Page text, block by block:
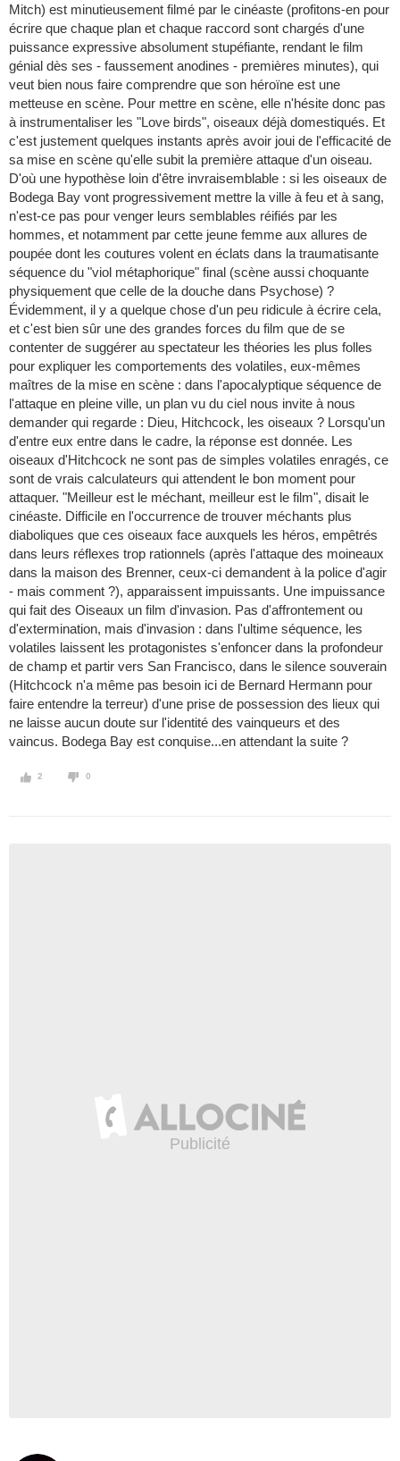
Mitch) est minutieusement filmé par le cinéaste (profitons-en pour
écrire que chaque plan et chaque raccord sont chargés d'une
puissance expressive absolument stupéfiante, rendant le film
génial dès ses - faussement anodines - premières minutes), qui
veut bien nous faire comprendre que son héroïne est une
metteuse en scène. Pour mettre en scène, elle n'hésite donc pas
à instrumentaliser les "Love birds", oiseaux déjà domestiqués. Et
c'est justement quelques instants après avoir joui de l'efficacité de
sa mise en scène qu'elle subit la première attaque d'un oiseau.
D'où une hypothèse loin d'être invraisemblable : si les oiseaux de
Bodega Bay vont progressivement mettre la ville à feu et à sang,
n'est-ce pas pour venger leurs semblables réifiés par les
hommes, et notamment par cette jeune femme aux allures de
poupée dont les coutures volent en éclats dans la traumatisante
séquence du "viol métaphorique" final (scène aussi choquante
physiquement que celle de la douche dans Psychose) ?
Évidemment, il y a quelque chose d'un peu ridicule à écrire cela,
et c'est bien sûr une des grandes forces du film que de se
contenter de suggérer au spectateur les théories les plus folles
pour expliquer les comportements des volatiles, eux-mêmes
maîtres de la mise en scène : dans l'apocalyptique séquence de
l'attaque en pleine ville, un plan vu du ciel nous invite à nous
demander qui regarde : Dieu, Hitchcock, les oiseaux ? Lorsqu'un
d'entre eux entre dans le cadre, la réponse est donnée. Les
oiseaux d'Hitchcock ne sont pas de simples volatiles enragés, ce
sont de vrais calculateurs qui attendent le bon moment pour
attaquer. "Meilleur est le méchant, meilleur est le film", disait le
cinéaste. Difficile en l'occurrence de trouver méchants plus
diaboliques que ces oiseaux face auxquels les héros, empêtrés
dans leurs réflexes trop rationnels (après l'attaque des moineaux
dans la maison des Brenner, ceux-ci demandent à la police d'agir
- mais comment ?), apparaissent impuissants. Une impuissance
qui fait des Oiseaux un film d'invasion. Pas d'affrontement ou
d'extermination, mais d'invasion : dans l'ultime séquence, les
volatiles laissent les protagonistes s'enfoncer dans la profondeur
de champ et partir vers San Francisco, dans le silence souverain
(Hitchcock n'a même pas besoin ici de Bernard Hermann pour
faire entendre la terreur) d'une prise de possession des lieux qui
ne laisse aucun doute sur l'identité des vainqueurs et des
vaincus. Bodega Bay est conquise...en attendant la suite ?
2 0